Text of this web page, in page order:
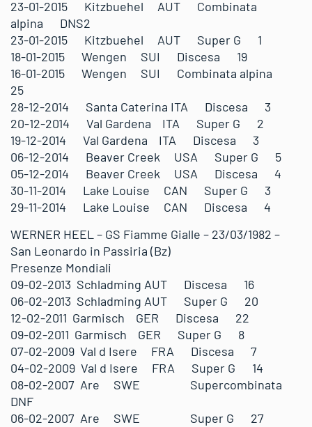
23-01-2015 Kitzbuehel AUT Combinata
alpina DNS2
23-01-2015 Kitzbuehel AUT Super G 1
18-01-2015 Wengen SUI Discesa 19
16-01-2015 Wengen SUI Combinata alpina
25
28-12-2014 Santa Caterina ITA Discesa 3
20-12-2014 Val Gardena ITA Super G 2
19-12-2014 Val Gardena ITA Discesa 3
06-12-2014 Beaver Creek USA Super G 5
05-12-2014 Beaver Creek USA Discesa 4
30-11-2014 Lake Louise CAN Super G 3
29-11-2014 Lake Louise CAN Discesa 4
WERNER HEEL – GS Fiamme Gialle – 23/03/1982 –
San Leonardo in Passiria (Bz)
Presenze Mondiali
09-02-2013 Schladming AUT Discesa 16
06-02-2013 Schladming AUT Super G 20
12-02-2011 Garmisch GER Discesa 22
09-02-2011 Garmisch GER Super G 8
07-02-2009 Val d Isere FRA Discesa 7
04-02-2009 Val d Isere FRA Super G 14
08-02-2007 Are SWE Supercombinata
DNF
06-02-2007 Are SWE Super G 27